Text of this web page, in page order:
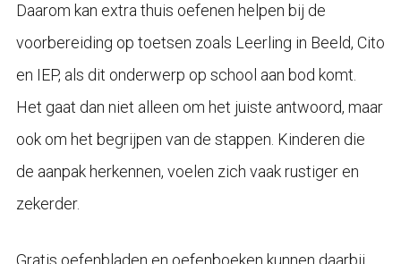
Daarom kan extra thuis oefenen helpen bij de
voorbereiding op toetsen zoals Leerling in Beeld, Cito
en IEP, als dit onderwerp op school aan bod komt.
Het gaat dan niet alleen om het juiste antwoord, maar
ook om het begrijpen van de stappen. Kinderen die
de aanpak herkennen, voelen zich vaak rustiger en
zekerder.